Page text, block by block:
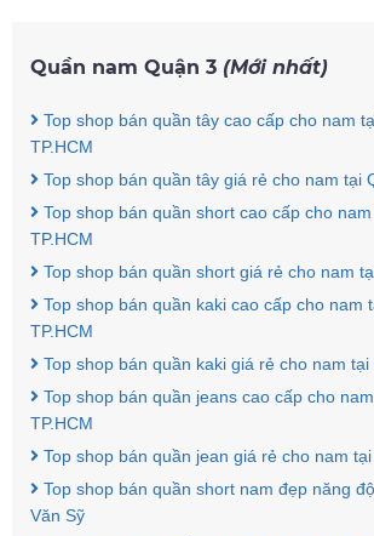
Quần nam Quận 3 (Mới nhất)
Top shop bán quần tây cao cấp cho nam
TP.HCM
Top shop bán quần tây giá rẻ cho nam tại
Top shop bán quần short cao cấp cho nam
TP.HCM
Top shop bán quần short giá rẻ cho nam
Top shop bán quần kaki cao cấp cho nam
TP.HCM
Top shop bán quần kaki giá rẻ cho nam tại
Top shop bán quần jeans cao cấp cho
TP.HCM
Top shop bán quần jean giá rẻ cho nam
Top shop bán quần short nam đẹp năng
Văn Sỹ